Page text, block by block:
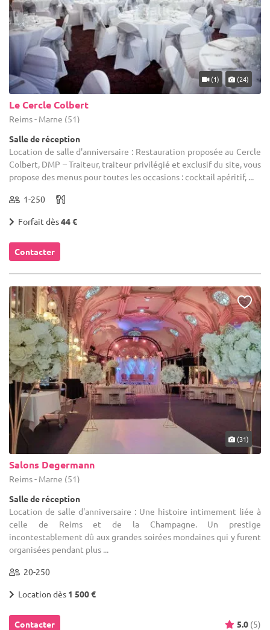
(1) (24)
Le Cercle Colbert
Reims - Marne (51)
Salle de réception
Location de salle d'anniversaire : Restauration proposée au Cercle
Colbert, DMP – Traiteur, traiteur privilégié et exclusif du site, vous
propose des menus pour toutes les occasions : cocktail apéritif, ...
1-250
Forfait dès44 €
Contacter
(31)
Salons Degermann
Reims - Marne (51)
Salle de réception
Location de salle d'anniversaire : Une histoire intimement liée à
celle de Reims et de la Champagne. Un prestige
incontestablement dû aux grandes soirées mondaines qui y furent
organisées pendant plus ...
20-250
Location dès 1 500 €
Contacter 5.0 (5)